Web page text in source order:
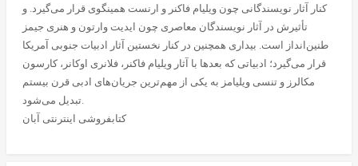
کنار آثار نویسندگانی چون ویلیام فاکنر و ارنست همینگوی قرار می‌گیرد. و
تأثیرش در آثار نویسندگان معاصری چون ایدیت وارتون و هنری جیمز
طنین‌انداز است. بیداری همچنین در کنار نخستین آثار ادبیات جنوبی آمریکا
قرار می‌گیرد؛ ادبیاتی که بعدها با آثار ویلیام فاکنر، فلانری اوکانر، کارسون
مکالرز و تنسی ویلیامز به یکی از مهم‌ترین جریان‌های ادبی قرن بیستم
تبدیل می‌شود.
کتابفروشی اینترنتی آبان